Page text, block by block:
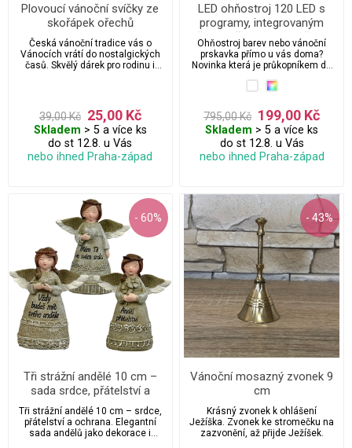
Plovoucí vánoční svíčky ze
skořápek ořechů
Česká vánoční tradice vás o
Vánocích vrátí do nostalgických
časů. Skvělý dárek pro rodinu i
partnery.
39,00 Kč 25,00 Kč
Skladem > 5 a více ks
do st 12.8. u Vás
nebo ihned Praha-západ
LED ohňostroj 120 LED s
programy, integrovaným
časovačem a ovladačem
Ohňostroj barev nebo vánoční
prskavka přímo u vás doma?
Novinka která je průkopníkem do
795,00 Kč 199,00 Kč
Skladem > 5 a více ks
do st 12.8. u Vás
nebo ihned Praha-západ
- 60%
Tři strážní andělé 10 cm –
sada srdce, přátelství a
ochrana
Tři strážní andělé 10 cm – srdce,
přátelství a ochrana. Elegantní
sada andělů jako dekorace i
- 43%
Vánoční mosazný zvonek 9
cm
Krásný zvonek k ohlášení
Ježíška. Zvonek ke stromečku na
zazvonění, až přijde Ježíšek.